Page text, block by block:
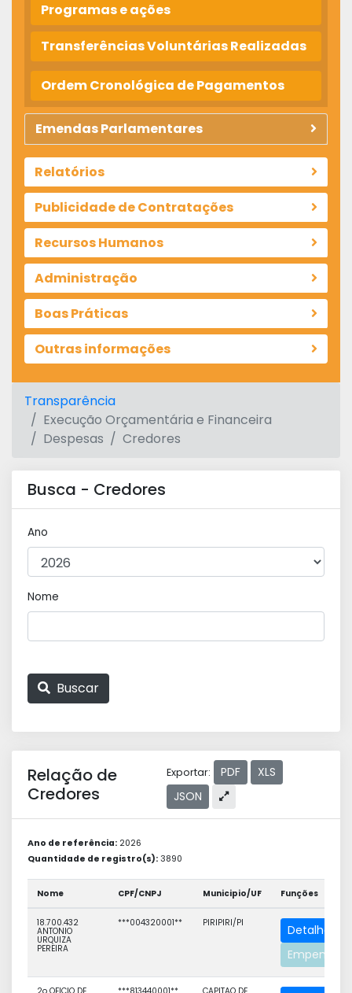
Programas e ações
Transferências Voluntárias Realizadas
Ordem Cronológica de Pagamentos
Emendas Parlamentares
Relatórios
Publicidade de Contratações
Recursos Humanos
Administração
Boas Práticas
Outras informações
Transparência
Execução Orçamentária e Financeira
Despesas
Credores
Busca - Credores
Ano
Nome
Buscar
Relação de
Credores
Exportar: PDF
XLS
JSON
Ano de referência: 2026
Quantidade de registro(s): 3890
Nome CPF/CNPJ Municipio/UF Funções
18.700.432
ANTONIO
URQUIZA
PEREIRA
***004320001** PIRIPIRI/PI
Detalhe
Empenhos